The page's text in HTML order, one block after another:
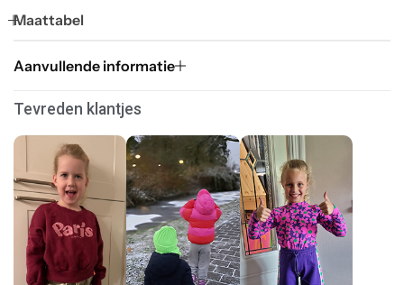
Maattabel
Aanvullende informatie
Tevreden klantjes